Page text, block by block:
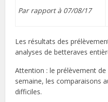
Par rapport à 07/08/17
Les résultats des
analyses de betteraves
Attention : le prélèvement de
semaine, les comparaisons
difficiles.